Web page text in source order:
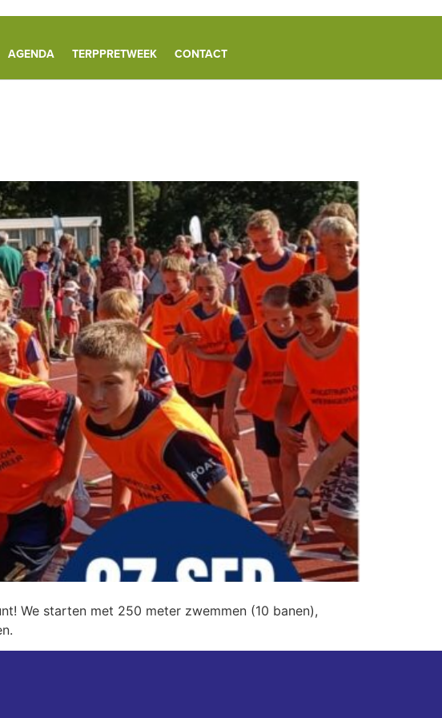
AGENDA TERPPRETWEEK CONTACT
We starten met 250 meter zwemmen (10 banen),